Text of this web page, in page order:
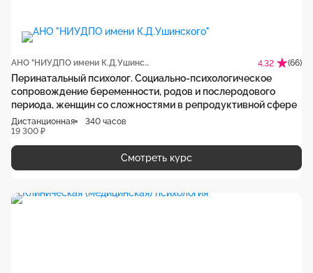
АНО "НИУДПО имени К.Д.Ушинского" 4.32 (66)
Перинатальный психолог. Социально-психологическое
сопровождение беременности, родов и послеродового
периода, женщин со сложностями в репродуктивной сфере
Дистанционная
340 часов
19 300 ₽
Смотреть курс